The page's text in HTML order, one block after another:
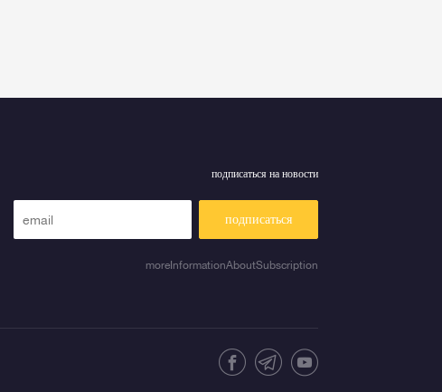
подписаться на новости
подписаться
moreInformationAboutSubscription